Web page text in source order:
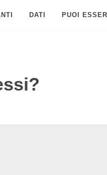
DATI PUOI